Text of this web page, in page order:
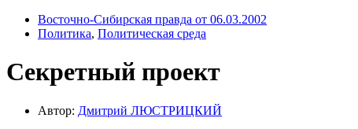
Восточно-Сибирская правда от 06.03.2002
Политика, Политическая среда
Секретный проект
Автор: Дмитрий ЛЮСТРИЦКИЙ